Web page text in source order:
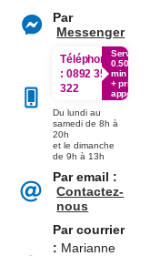
Par
Messenger
Téléphone
: 0892 350
322
Service
0.50€ /
min
+ prix
appel
Du lundi au
samedi de 8h à
20h
et le dimanche
de 9h à 13h
Par email :
Contactez-
nous
Par courrier
: Marianne